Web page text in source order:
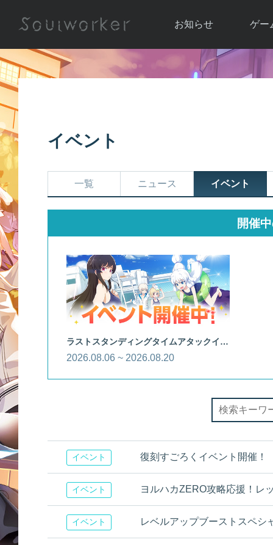
お知らせ
お知らせ一覧
ゲー
ソウ
イベント
一覧 ニュース イベント
開催
ラストスタンディングタイムアタックイベント
2026.08.06 ~ 2026.08.20
イベント 復刻すごろくイベント開催！
イベント ヨルハカZERO攻略応援！レ
イベント レベルアップブーストスペシ